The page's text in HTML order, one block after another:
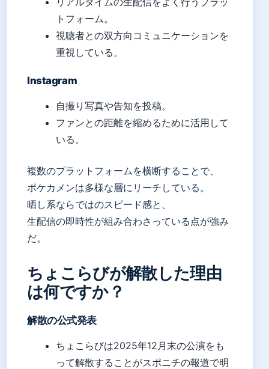
トフォーム。
視聴者との双方向コミュニケーションを
重視している。
Instagram
自撮り写真や告知を投稿。
ファンとの距離を縮めるために活用して
いる。
複数のプラットフォームを横断することで、
ポケカメンは多様な層にリーチしている。
晒し系ならではのスピード感と、
生配信の即時性が組み合わさっている点が強み
だ。
ちょこらびが解散した理由
は何ですか？
解散の公式発表
ちょこらびは2025年12月末の公演をも
って解散することがスポニチの報道で明